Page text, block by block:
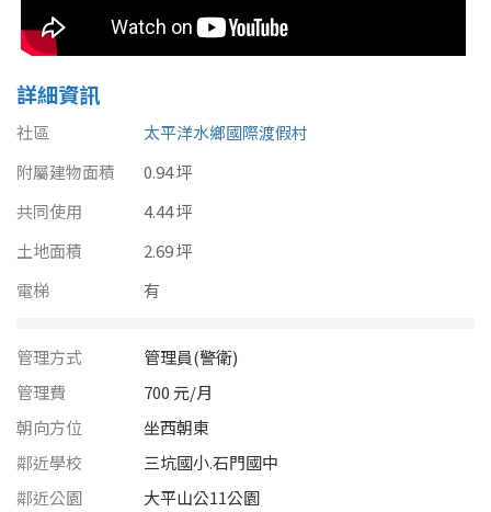
嘉義縣
高雄市
台東縣
金門連江
40~50 坪
60~70 坪
樓層
3樓
5~10樓
詳細資訊
社區
太平洋水鄉國際渡假村
附屬建物面積
0.94 坪
共同使用
4.44 坪
土地面積
2.69 坪
電梯
有
管理方式
管理員(警衛)
管理費
700 元/月
朝向方位
坐西朝東
鄰近學校
三坑國小.石門國中
鄰近公園
大平山公11公園